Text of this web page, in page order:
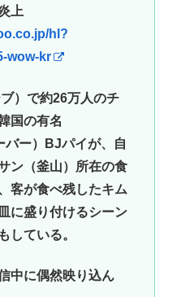
上
hl?
wow-kr
）で約26万人のチ
国の有名
ー）BJパイが、自
ン（釜山）所在の食
客が食べ残したキム
に盛り付けるシーン
している。
中に偶然映り込ん